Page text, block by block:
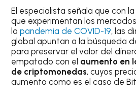
El especialista señala que con
que experimentan los
lapandemia de COVID-19, las
global apuntan a la búsqueda
para preservar el valor del
empatado con el aumento en
de criptomonedas, cuyos
aumento como es el caso de